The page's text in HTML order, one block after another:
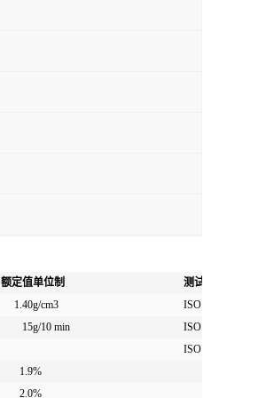
额定值单位制
测试方法
1.40g/cm3
ISO 1183
15g/10 min
ISO 1133
ISO 294-4
1.9%
2.0%